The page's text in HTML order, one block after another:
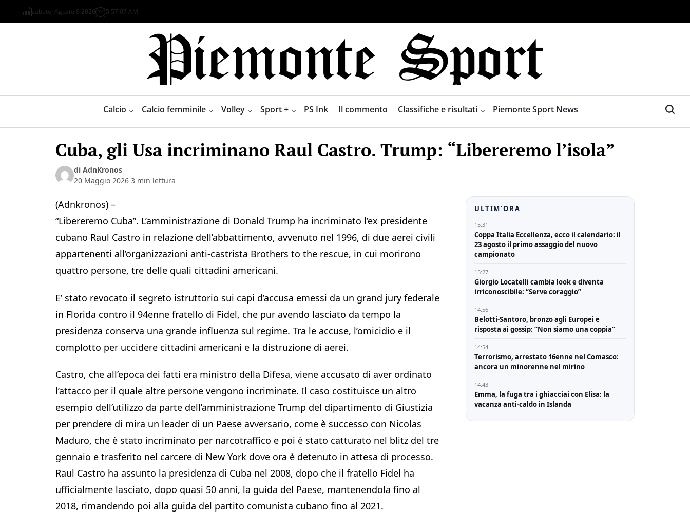
to
sabato, Agosto 8 2026 5:57:08 AM
Sport
Calcio Calcio femminile Volley Sport + PS Ink Il commento Classifiche e risultati Piemonte Sport News
Cuba, gli Usa incriminano Raul Castro. Trump: “Libereremo l’isola”
di AdnKronos
20 Maggio 2026 3 min lettura
(Adnkronos) –
“Libereremo Cuba”. L’amministrazione di Donald Trump ha incriminato l’ex presidente
cubano Raul Castro in relazione dell’abbattimento, avvenuto nel 1996, di due aerei civili
appartenenti all’organizzazioni anti-castrista Brothers to the rescue, in cui morirono
quattro persone, tre delle quali cittadini americani.
E’ stato revocato il segreto istruttorio sui capi d’accusa emessi da un grand jury federale
in Florida contro il 94enne fratello di Fidel, che pur avendo lasciato da tempo la
presidenza conserva una grande influenza sul regime. Tra le accuse, l’omicidio e il
complotto per uccidere cittadini americani e la distruzione di aerei.
Castro, che all’epoca dei fatti era ministro della Difesa, viene accusato di aver ordinato
l’attacco per il quale altre persone vengono incriminate. Il caso costituisce un altro
esempio dell’utilizzo da parte dell’amministrazione Trump del dipartimento di Giustizia
per prendere di mira un leader di un Paese avversario, come è successo con Nicolas
Maduro, che è stato incriminato per narcotraffico e poi è stato catturato nel blitz del tre
gennaio e trasferito nel carcere di New York dove ora è detenuto in attesa di processo.
Raul Castro ha assunto la presidenza di Cuba nel 2008, dopo che il fratello Fidel ha
ufficialmente lasciato, dopo quasi 50 anni, la guida del Paese, mantenendola fino al
2018, rimandendo poi alla guida del partito comunista cubano fino al 2021.
ULTIM'ORA
15:31
Coppa Italia Eccellenza, ecco il calendario: il
23 agosto il primo assaggio del nuovo
campionato
15:27
Giorgio Locatelli cambia look e diventa
irriconoscibile: “Serve coraggio”
14:56
Belotti-Santoro, bronzo agli Europei e
risposta ai gossip: “Non siamo una coppia”
14:54
Terrorismo, arrestato 16enne nel Comasco:
ancora un minorenne nel mirino
14:43
Emma, la fuga tra i ghiacciai con Elisa: la
vacanza anti-caldo in Islanda